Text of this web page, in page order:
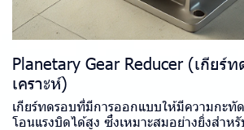
Planetary Gear Reducer (เกียร์
เคราะห์)
เกียร์ทดรอบที่มีการออกแบบให้มีความกะทั
โอนแรงบิดได้สูง ซึ่งเหมาะสมอย่างยิ่งสำห